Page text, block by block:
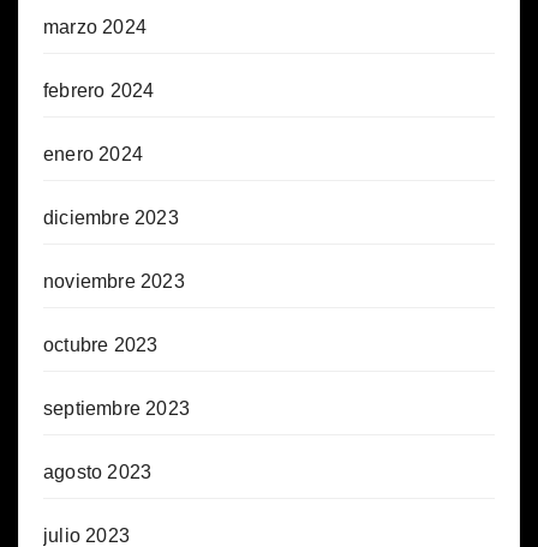
marzo 2024
febrero 2024
enero 2024
diciembre 2023
noviembre 2023
octubre 2023
septiembre 2023
agosto 2023
julio 2023